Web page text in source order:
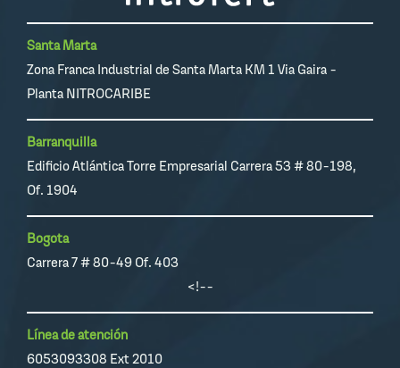
Santa Marta
Zona Franca Industrial de Santa Marta KM 1 Via Gaira -
Planta NITROCARIBE
Barranquilla
Edificio Atlántica Torre Empresarial Carrera 53 # 80-198,
Of. 1904
Bogota
Carrera 7 # 80-49 Of. 403
<!--
Línea de atención
6053093308 Ext 2010